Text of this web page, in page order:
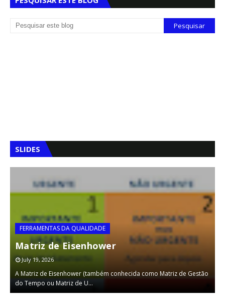
SLIDES
FERRAMENTAS DA QUALIDADE
Matriz de Eisenhower
July 19, 2026
A Matriz de Eisenhower (também conhecida como Matriz de Gestão
do Tempo ou Matriz de U…